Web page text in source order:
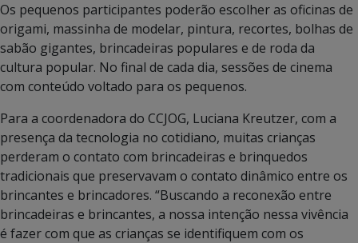
Os pequenos participantes poderão escolher as oficinas de
origami, massinha de modelar, pintura, recortes, bolhas de
sabão gigantes, brincadeiras populares e de roda da
cultura popular. No final de cada dia, sessões de cinema
com conteúdo voltado para os pequenos.
Para a coordenadora do CCJOG, Luciana Kreutzer, com a
presença da tecnologia no cotidiano, muitas crianças
perderam o contato com brincadeiras e brinquedos
tradicionais que preservavam o contato dinâmico entre os
brincantes e brincadores. “Buscando a reconexão entre
brincadeiras e brincantes, a nossa intenção nessa vivência
é fazer com que as crianças se identifiquem com os